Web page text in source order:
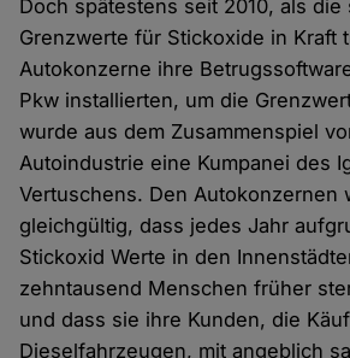
Doch spätestens seit 2010, als die
Grenzwerte für Stickoxide in Kraft
Autokonzerne ihre
Pkw installierten, um die
wurde aus dem Zusammenspiel
Autoindustrie eine Kumpanei des
Vertuschens. Den Autokonzernen
gleichgültig, dass jedes Jahr
Stickoxid Werte in den
zehntausend Menschen früher
und dass sie ihre Kunden, die
Dieselfahrzeugen, mit angeblich